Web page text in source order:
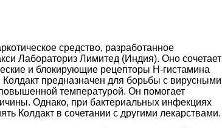
средство, разработанное
Лабораториз Лимитед (Индия). Оно сочетает
и блокирующие рецепторы Н-гистамина
предназначен для борьбы с вирусными
температурой. Он помогает
Однако, при бактериальных инфекциях
Колдакт в сочетании с другими лекарствами.